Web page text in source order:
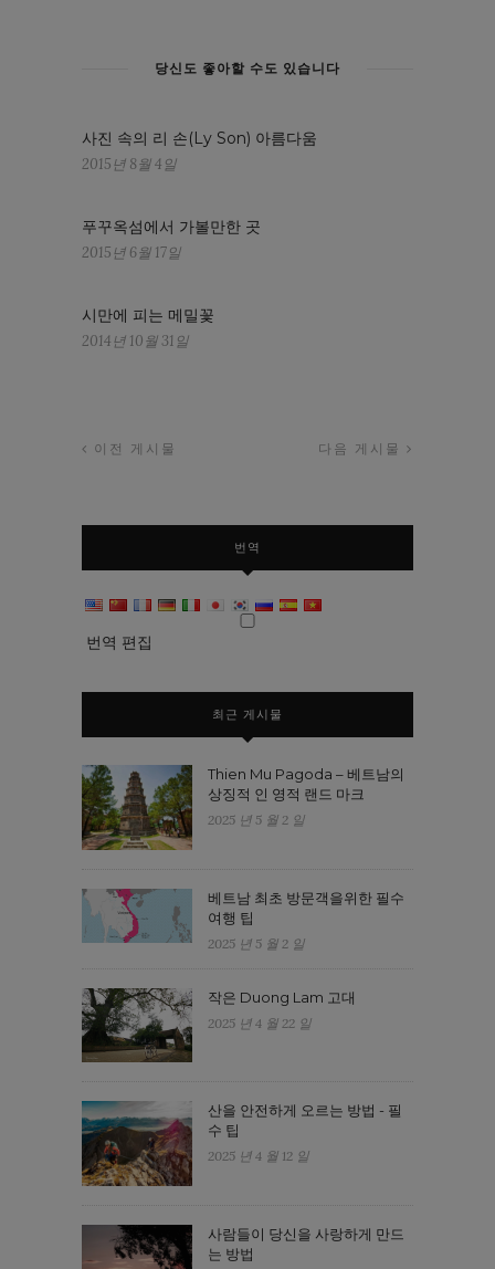
당신도 좋아할 수도 있습니다
사진 속의 리 손(Ly Son) 아름다움
2015년 8월 4일
푸꾸옥섬에서 가볼만한 곳
2015년 6월 17일
시만에 피는 메밀꽃
2014년 10월 31일
이전 게시물 다음 게시물
번역
번역 편집
최근 게시물
Thien Mu Pagoda – 베트남의
상징적 인 영적 랜드 마크
2025 년 5 월 2 일
베트남 최초 방문객을위한 필수
여행 팁
2025 년 5 월 2 일
작은 Duong Lam 고대
2025 년 4 월 22 일
산을 안전하게 오르는 방법 - 필
수 팁
2025 년 4 월 12 일
사람들이 당신을 사랑하게 만드
는 방법